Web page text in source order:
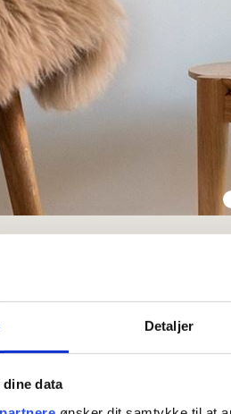
Detaljer
data
med privat terrass